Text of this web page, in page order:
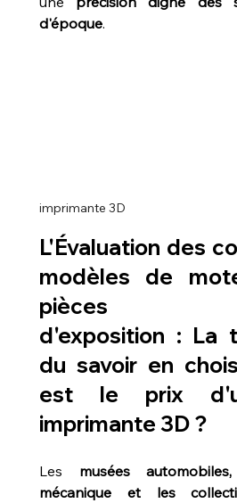
d'époque.
imprimante 3D
L'Évaluation des
modèles de
pièces
d'exposition : La
du savoir en
est le prix
imprimante 3D ?
Les musées
mécanique et les